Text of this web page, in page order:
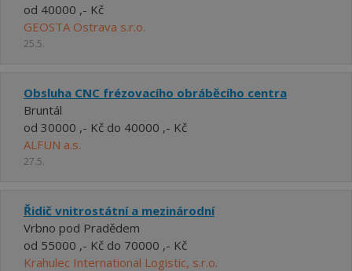
od 40000 ,- Kč
GEOSTA Ostrava s.r.o.
25.5.
Obsluha CNC frézovacího obráběcího centra
Bruntál
od 30000 ,- Kč do 40000 ,- Kč
ALFUN a.s.
27.5.
Řidič vnitrostátní a mezinárodní
Vrbno pod Pradědem
od 55000 ,- Kč do 70000 ,- Kč
Krahulec International Logistic, s.r.o.